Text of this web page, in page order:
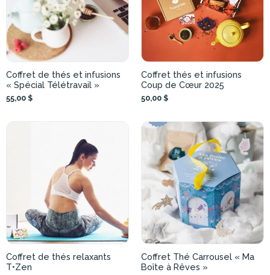
Coffret de thés et infusions
« Spécial Télétravail »
55,00 $
Coffret thés et infusions
Coup de Cœur 2025
50,00 $
Coffret de thés relaxants
T•Zen
Coffret Thé Carrousel « Ma
Boîte à Rêves »